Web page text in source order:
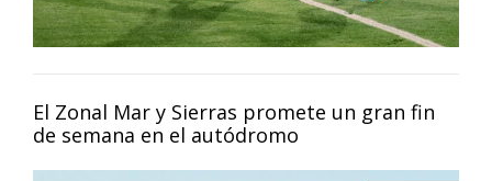
El Zonal Mar y Sierras promete un gran fin
de semana en el autódromo